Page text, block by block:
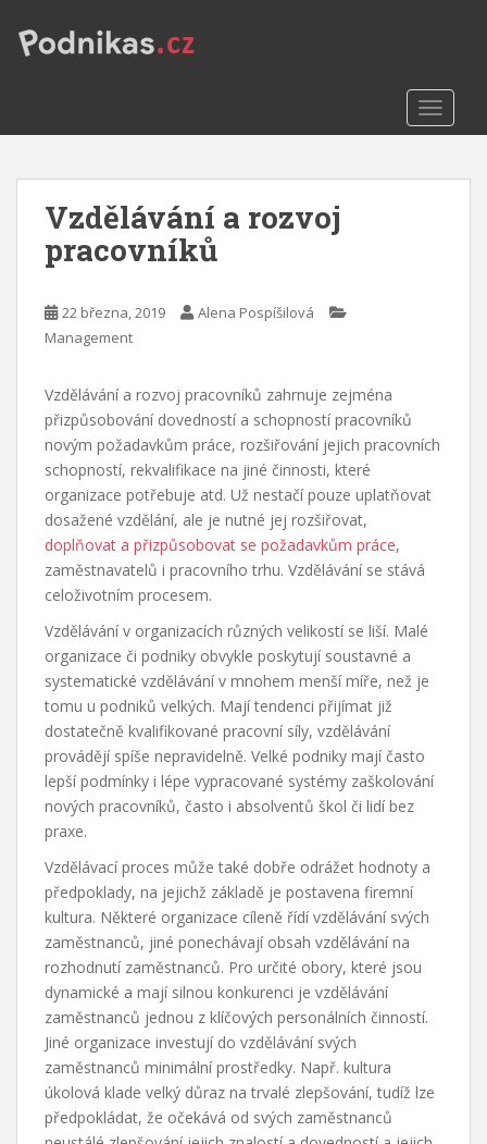
o
Vzdělávání a rozvoj
pracovníků
22 března, 2019
Alena Pospíšilová
Management
Vzdělávání a rozvoj pracovníků zahrnuje zejména
přizpůsobování dovedností a schopností pracovníků
novým požadavkům práce, rozšiřování jejich pracovních
schopností, rekvalifikace na jiné činnosti, které
organizace potřebuje atd. Už nestačí pouze uplatňovat
dosažené vzdělání, ale je nutné jej rozšiřovat,
doplňovat a přizpůsobovat se požadavkům práce,
zaměstnavatelů i pracovního trhu. Vzdělávání se stává
celoživotním procesem.
Vzdělávání v organizacích různých velikostí se liší. Malé
organizace či podniky obvykle poskytují soustavné a
systematické vzdělávání v mnohem menší míře, než je
tomu u podniků velkých. Mají tendenci přijímat již
dostatečně kvalifikované pracovní síly, vzdělávání
provádějí spíše nepravidelně. Velké podniky mají často
lepší podmínky i lépe vypracované systémy zaškolování
nových pracovníků, často i absolventů škol či lidí bez
praxe.
Vzdělávací proces může také dobře odrážet hodnoty a
předpoklady, na jejichž základě je postavena firemní
kultura. Některé organizace cíleně řídí vzdělávání svých
zaměstnanců, jiné ponechávají obsah vzdělávání na
rozhodnutí zaměstnanců. Pro určité obory, které jsou
dynamické a mají silnou konkurenci je vzdělávání
zaměstnanců jednou z klíčových personálních činností.
Jiné organizace investují do vzdělávání svých
zaměstnanců minimální prostředky. Např. kultura
úkolová klade velký důraz na trvalé zlepšování, tudíž lze
předpokládat, že očekává od svých zaměstnanců